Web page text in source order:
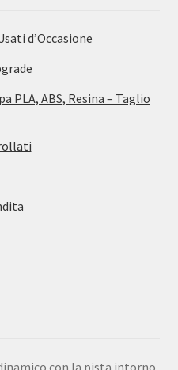
d’Occasione
PLA, ABS, Resina – Taglio
con la pista intorno.